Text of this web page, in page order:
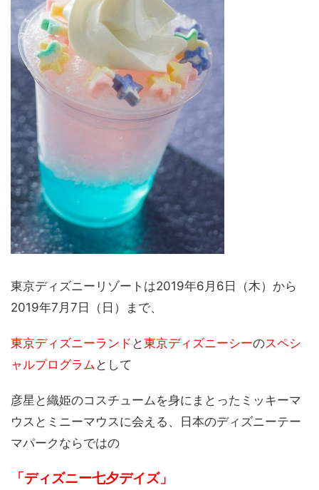
東京ディズニーリゾートは2019年6月6日（木）から
2019年7月7日（日）まで、
東京ディズニーランド と東京ディズニーシーのスペシ
ャルプログラム として
彦星と織姫のコスチュームを身にまとったミッキーマ
ウスとミニーマウスに会える、日本のディズニーテー
マパークならではの
「ディズニー七夕デイズ」